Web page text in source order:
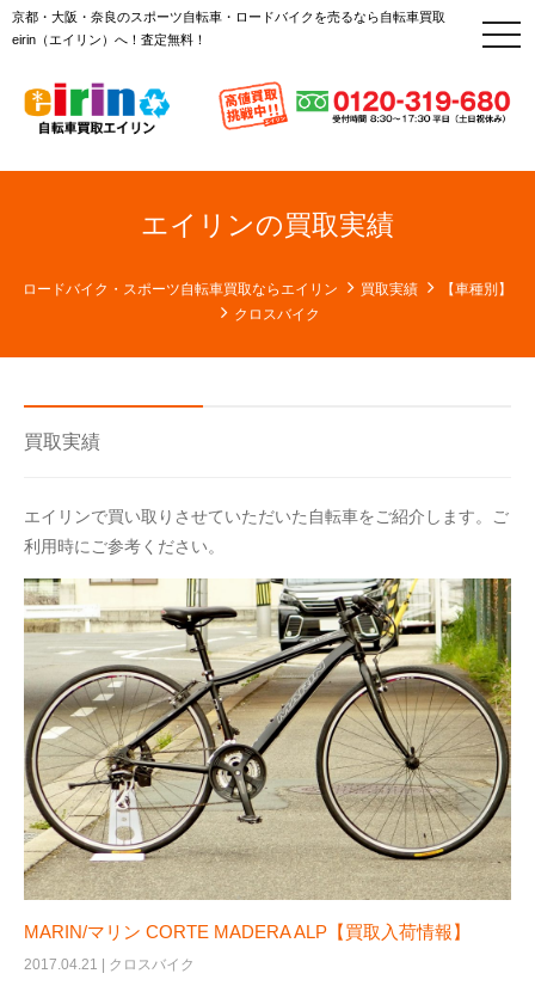
京都・大阪・奈良のスポーツ自転車・ロードバイクを売るなら自転車買取
eirin（エイリン）へ！査定無料！
t
o
l
e
v
o
n
エイリンの買取実績
ロードバイク・スポーツ自転車買取ならエイリン 買取実績
【車種別】
クロスバイク
買取実績
エイリンで買い取りさせていただいた自転車をご紹介します。ご
利用時にご参考ください。
MARIN/マリン CORTE MADERA ALP【買取入荷情報】
2017.04.21 | クロスバイク